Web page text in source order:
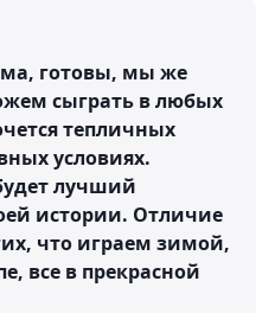
готовы, мы же
сыграть в любых
тепличных
условиях.
лучший
истории. Отличие
что играем зимой,
все в прекрасной